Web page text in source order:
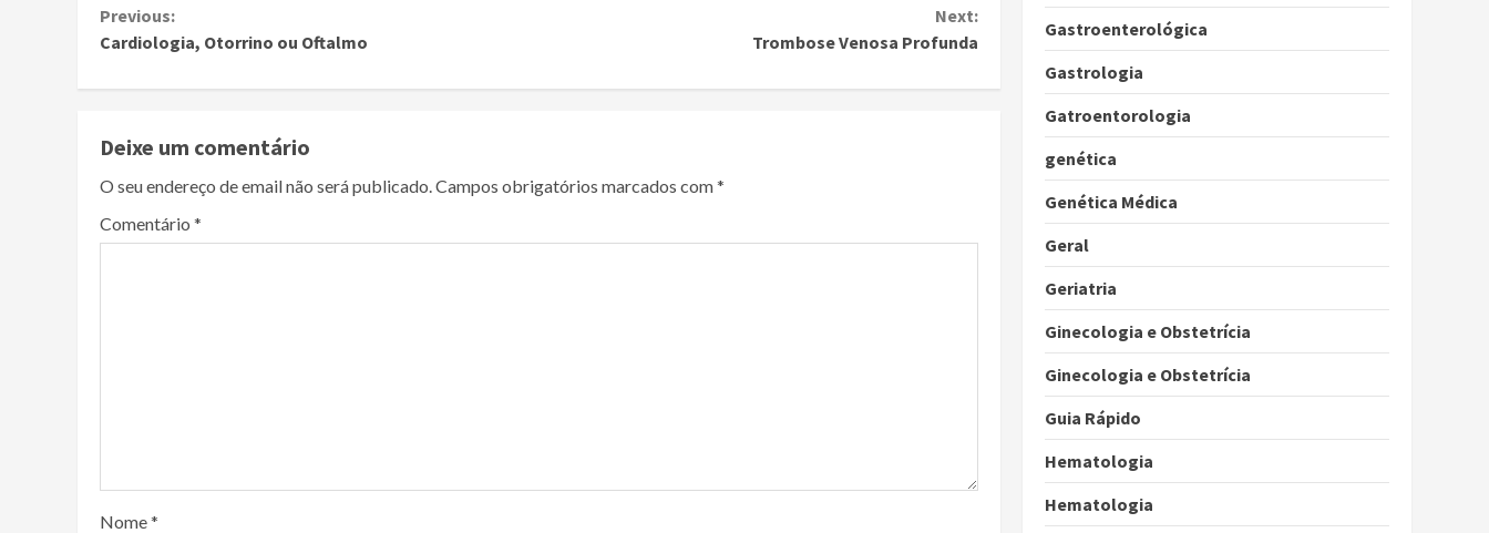
Continue
Reading
Previous:
Cardiologia, Otorrino ou Oftalmo
Next:
Trombose Venosa Profunda
Deixe um comentário
O seu endereço de email não será publicado.Campos obrigatórios marcados com*
Comentário *
Nome*
Gastroenterológica
Gastrologia
Gatroentorologia
genética
Genética Médica
Geral
Geriatria
Ginecologia e Obstetrícia
Ginecologia e Obstetrícia
Guia Rápido
Hematologia
Hematologia